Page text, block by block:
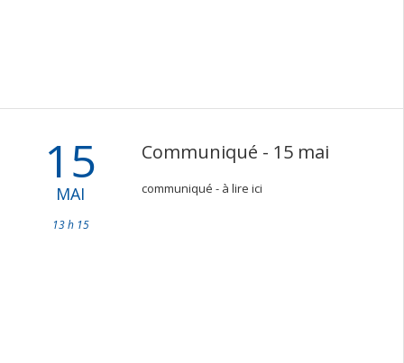
15
MAI
13 h 15
Communiqué - 15 mai
communiqué - à lire ici